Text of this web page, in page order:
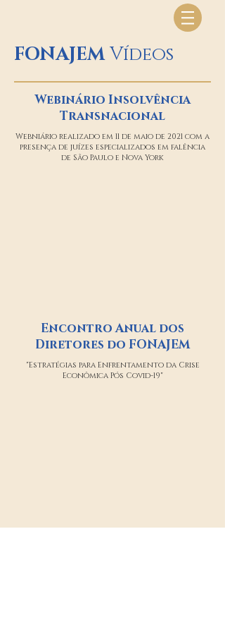
FONAJEMVídeos
Webinário Insolvência
Transnacional
Webniário realizado em 11 de maio de 2021 com a
presença de juízes especializados em falência
de São Paulo e Nova York
Encontro Anual dos
Diretores do FONAJEM
"Estratégias para Enfrentamento da Crise
Econômica Pós Covid-19"